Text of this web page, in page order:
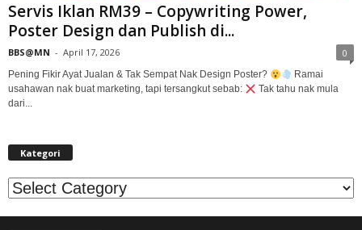
Servis Iklan RM39 – Copywriting Power,
Poster Design dan Publish di...
BBS@MN - April 17, 2026 0
Pening Fikir Ayat Jualan & Tak Sempat Nak Design Poster?
Ramai
usahawan nak buat marketing, tapi tersangkut sebab:
Tak tahu nak mula
dari...
Kategori
Kategori